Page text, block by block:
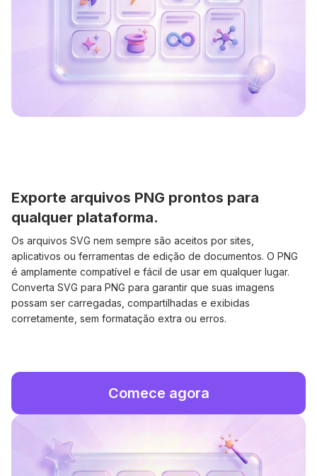
Exporte arquivos PNG prontos para
qualquer plataforma.
Os arquivos SVG nem sempre são aceitos por sites,
aplicativos ou ferramentas de edição de documentos. O PNG
é amplamente compatível e fácil de usar em qualquer lugar.
Converta SVG para PNG para garantir que suas imagens
possam ser carregadas, compartilhadas e exibidas
corretamente, sem formatação extra ou erros.
Comece agora